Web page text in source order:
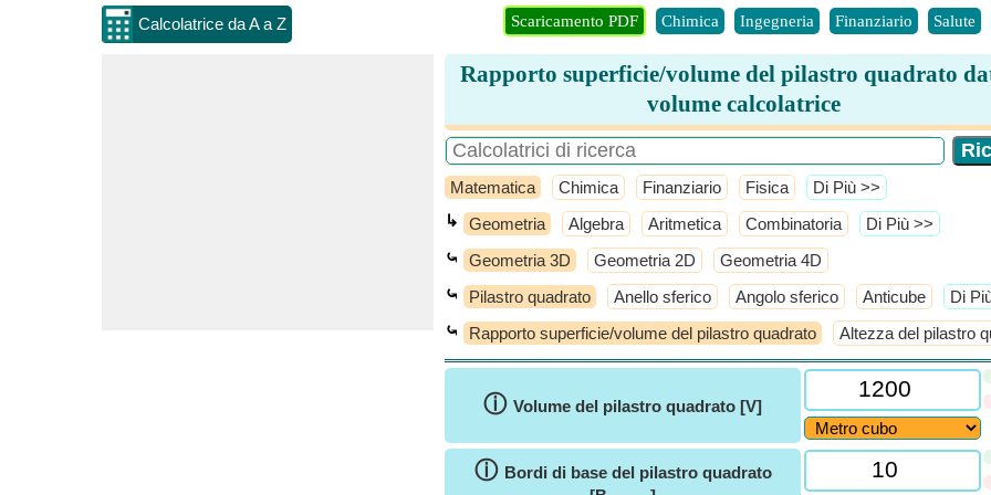
Calcolatrice da A a Z Scaricamento PDF Chimica Ingegneria Finanziario Salute
Rapporto superficie/volume del pilastro quadrato
volume calcolatrice
Matematica Chimica Finanziario Fisica ​Di Più >>
↳ Geometria Algebra Aritmetica Combinatoria ​Di Più >>
⤿ Geometria 3D Geometria 2D Geometria 4D
⤿ Pilastro quadrato Anello sferico Angolo sferico Anticube ​Di
⤿ Rapporto superficie/volume del pilastro quadrato Altezza del pilastro
ⓘ Volume del pilastro quadrato [V]
ⓘ Bordi di base del pilastro quadrato